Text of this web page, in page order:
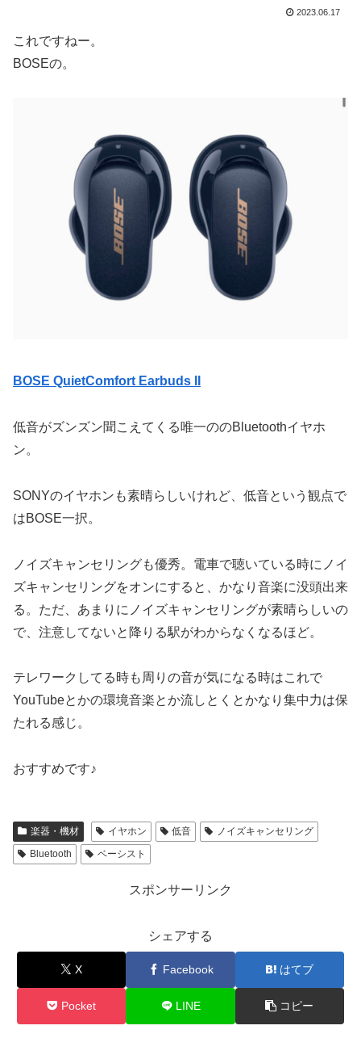
2023.06.17
これですねー。
BOSEの。
BOSE QuietComfort Earbuds II
低音がズンズン聞こえてくる唯一ののBluetoothイヤホ
ン。
SONYのイヤホンも素晴らしいけれど、低音という観点で
はBOSE一択。
ノイズキャンセリングも優秀。電車で聴いている時にノイ
ズキャンセリングをオンにすると、かなり音楽に没頭出来
る。ただ、あまりにノイズキャンセリングが素晴らしいの
で、注意してないと降りる駅がわからなくなるほど。
テレワークしてる時も周りの音が気になる時はこれで
YouTubeとかの環境音楽とか流しとくとかなり集中力は保
たれる感じ。
おすすめです♪
楽器・機材 イヤホン 低音
ノイズキャンセリング
Bluetooth
ベーシスト
スポンサーリンク
シェアする
X Facebook はてブ
Pocket LINE コピー